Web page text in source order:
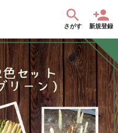
さがす 新規登録